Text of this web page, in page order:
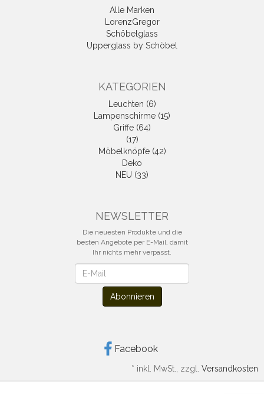
Alle Marken
LorenzGregor
Schöbelglass
Upperglass by Schöbel
KATEGORIEN
Leuchten (6)
Lampenschirme (15)
Griffe (64)
(17)
Möbelknöpfe (42)
Deko
NEU (33)
NEWSLETTER
Die neuesten Produkte und die
besten Angebote per E-Mail, damit
Ihr nichts mehr verpasst.
Abonnieren
Facebook
* inkl. MwSt., zzgl. Versandkosten